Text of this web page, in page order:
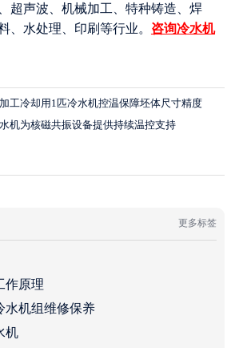
超声波、机械加工、特种铸造、焊
、水处理、印刷等行业。 咨询冷水机
工冷却用1匹冷水机控温保障坯体尺寸精度
机为核磁共振设备提供持续温控支持
更多标签
作原理
水机组维修保养
机